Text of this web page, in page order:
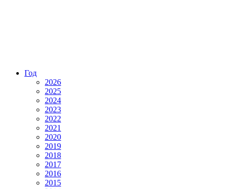
Год
2026
2025
2024
2023
2022
2021
2020
2019
2018
2017
2016
2015